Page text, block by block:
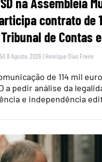
contrato de
de Contas e
8 Agosto, 2026 | Henrique Dias Freire
de 114 mil
a pedir análise da
e independência